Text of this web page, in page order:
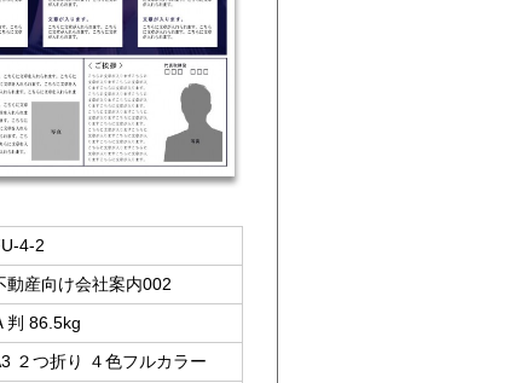
4-2
動産向け会社案内002
判 86.5kg
２つ折り ４色フルカラー